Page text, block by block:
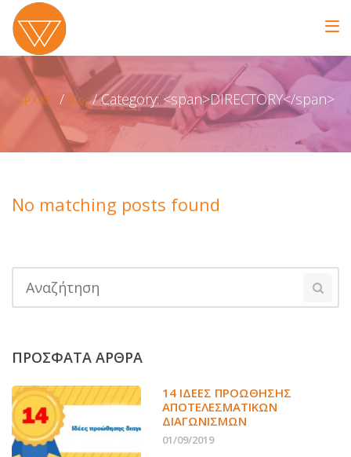
ΑΡΧΙΚΗ Blog Category: <span>DIRECTORY</span>
No matching posts found
ΠΡΟΣΦΑΤΑ ΑΡΘΡΑ
14 ΙΔΈΕΣ ΠΡΟΏΘΗΣΗΣ
ΑΠΟΤΕΛΕΣΜΑΤΙΚΏΝ
ΔΙΑΓΩΝΙΣΜΏΝ
01/09/2019